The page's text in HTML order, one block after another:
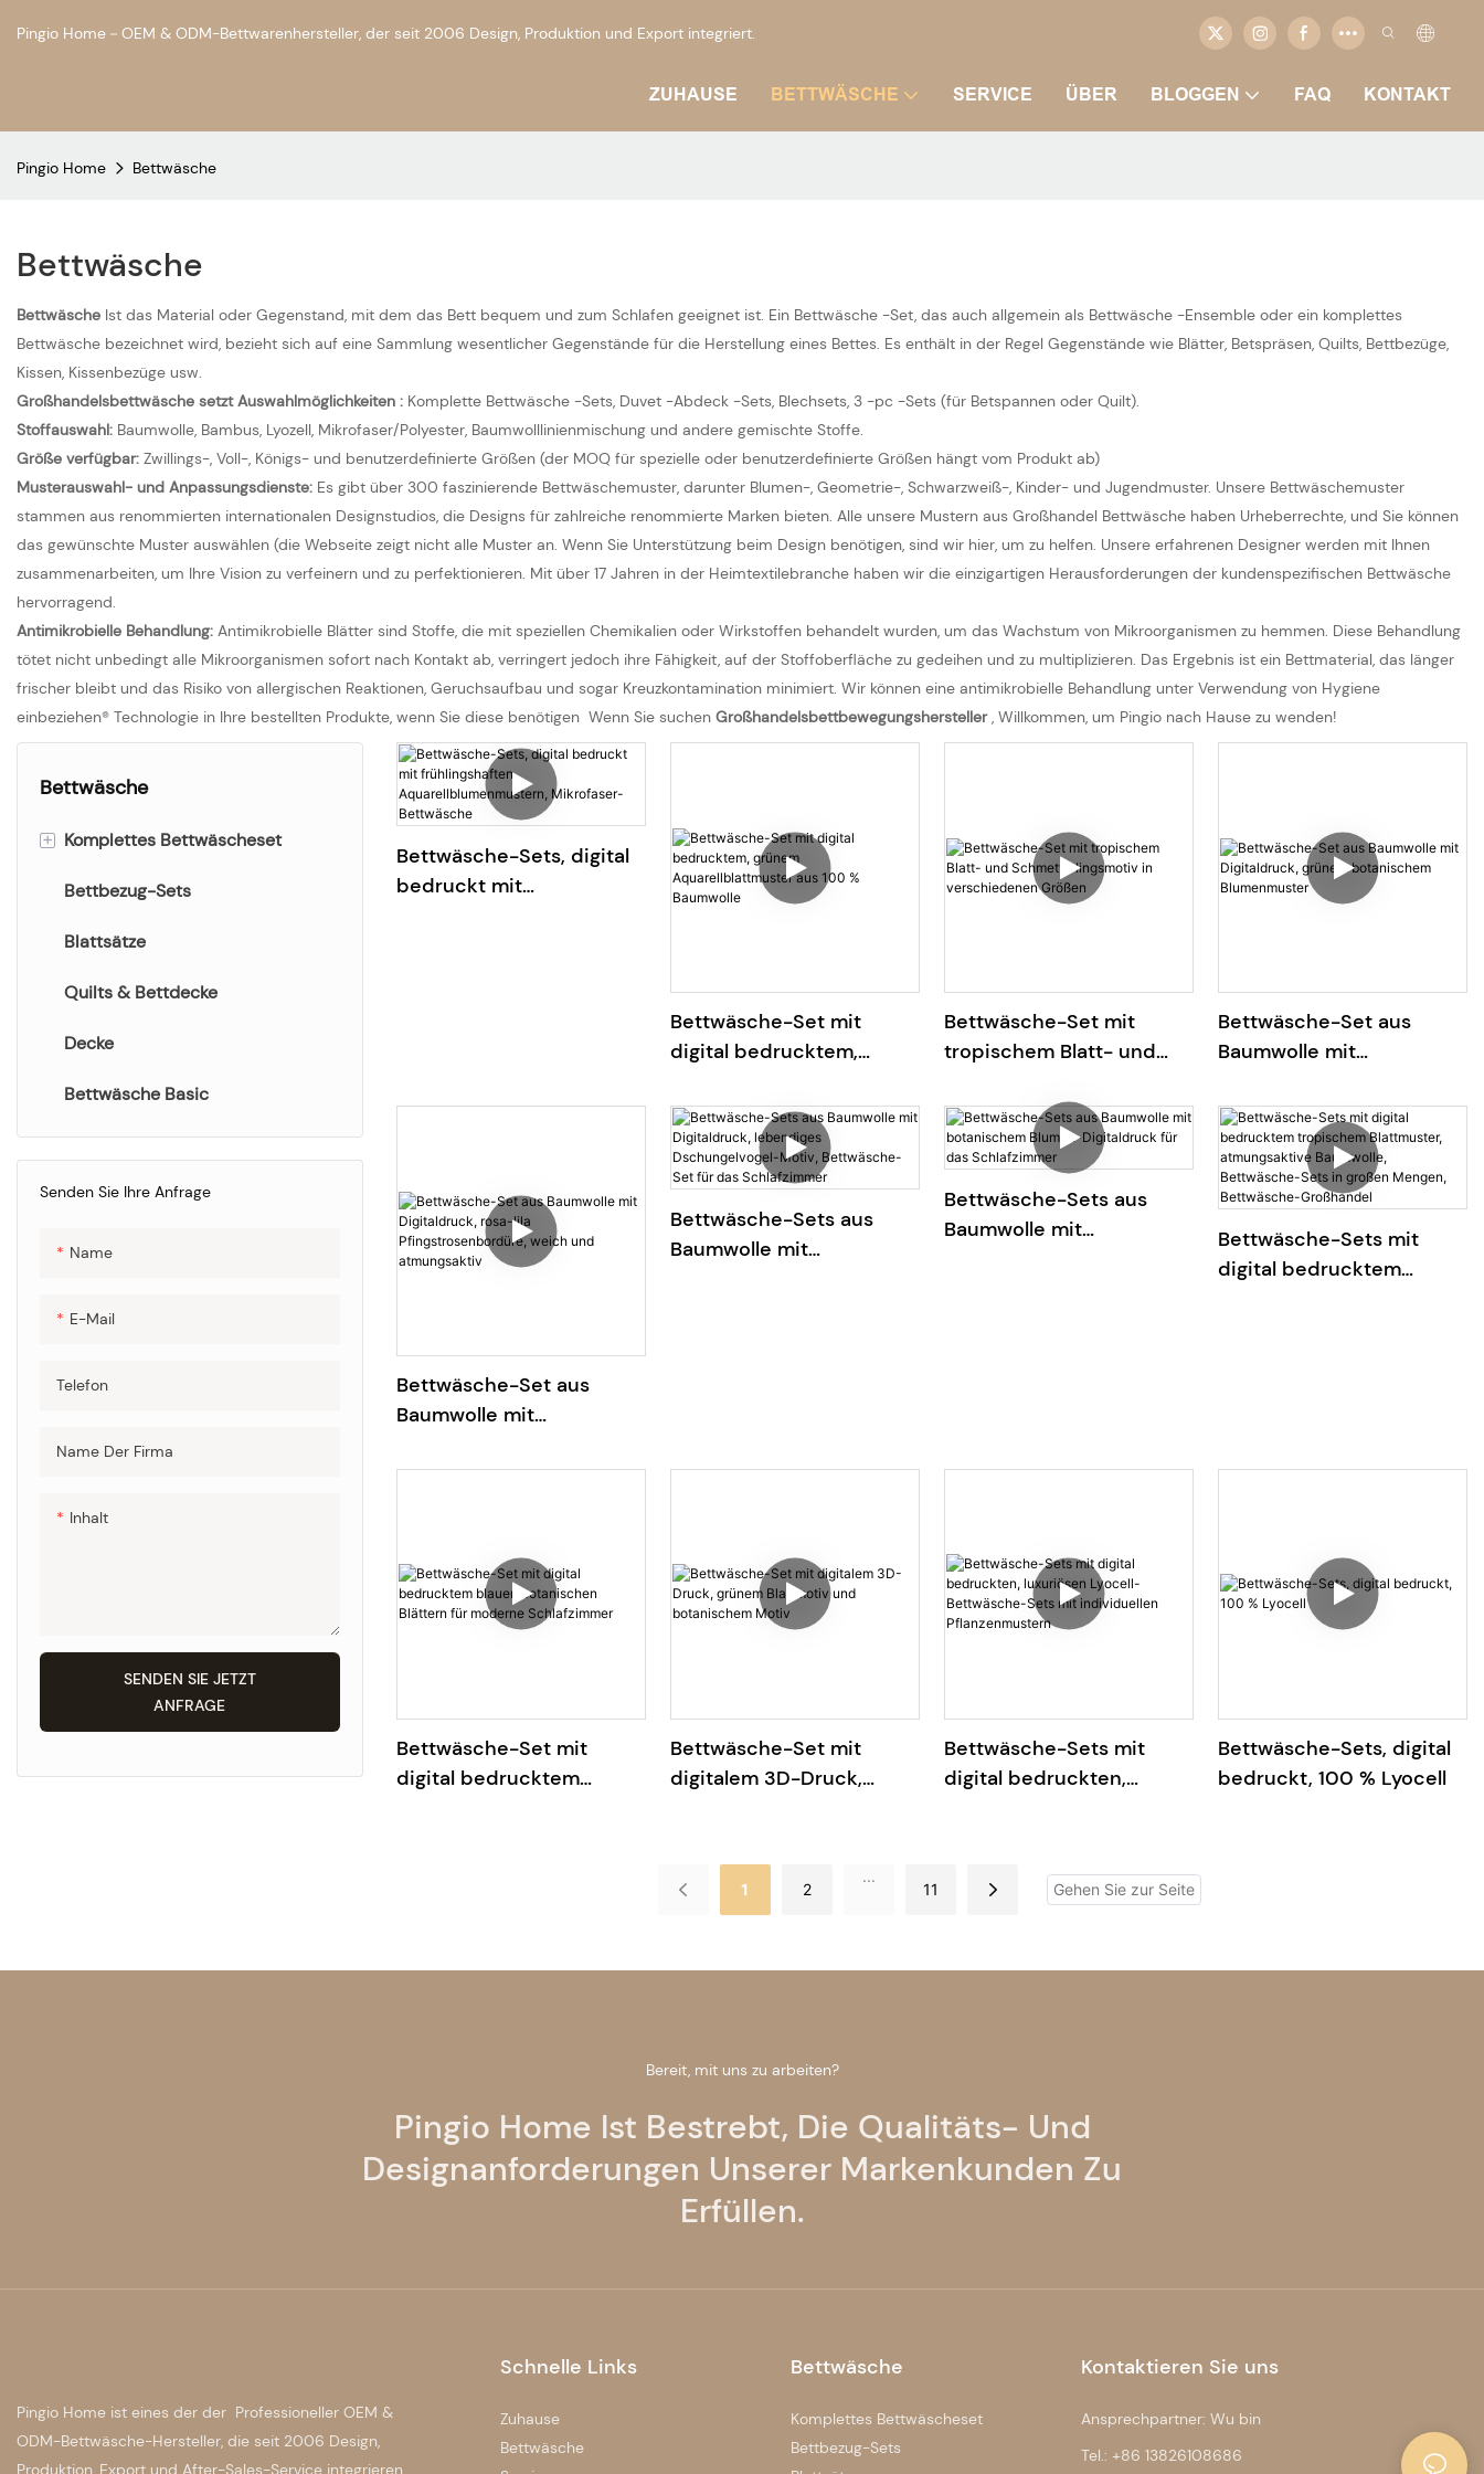
Pingio Home－OEM & ODM-Bettwarenhersteller, der seit 2006 Design, Produktion und Export integriert.
ZUHAUSE BETTWÄSCHE SERVICE ÜBER BLOGGEN FAQ KONTAKT
Pingio Home Bettwäsche
Bettwäsche
Bettwäsche Ist das Material oder Gegenstand, mit dem das Bett bequem und zum Schlafen geeignet ist. Ein Bettwäsche -Set, das auch allgemein als Bettwäsche -Ensemble oder ein komplettes
Bettwäsche bezeichnet wird, bezieht sich auf eine Sammlung wesentlicher Gegenstände für die Herstellung eines Bettes. Es enthält in der Regel Gegenstände wie Blätter, Betspräsen, Quilts, Bettbezüge,
Kissen, Kissenbezüge usw.
Großhandelsbettwäsche setzt Auswahlmöglichkeiten : Komplette Bettwäsche -Sets, Duvet -Abdeck -Sets, Blechsets, 3 -pc -Sets (für Betspannen oder Quilt).
Stoffauswahl: Baumwolle, Bambus, Lyozell, Mikrofaser/Polyester, Baumwolllinienmischung und andere gemischte Stoffe.
Größe verfügbar: Zwillings-, Voll-, Königs- und benutzerdefinierte Größen (der MOQ für spezielle oder benutzerdefinierte Größen hängt vom Produkt ab)
Musterauswahl- und Anpassungsdienste: Es gibt über 300 faszinierende Bettwäschemuster, darunter Blumen-, Geometrie-, Schwarzweiß-, Kinder- und Jugendmuster. Unsere Bettwäschemuster
stammen aus renommierten internationalen Designstudios, die Designs für zahlreiche renommierte Marken bieten. Alle unsere Mustern aus Großhandel Bettwäsche haben Urheberrechte, und Sie können
das gewünschte Muster auswählen (die Webseite zeigt nicht alle Muster an. Wenn Sie Unterstützung beim Design benötigen, sind wir hier, um zu helfen. Unsere erfahrenen Designer werden mit Ihnen
zusammenarbeiten, um Ihre Vision zu verfeinern und zu perfektionieren. Mit über 17 Jahren in der Heimtextilebranche haben wir die einzigartigen Herausforderungen der kundenspezifischen Bettwäsche
hervorragend.
Antimikrobielle Behandlung: Antimikrobielle Blätter sind Stoffe, die mit speziellen Chemikalien oder Wirkstoffen behandelt wurden, um das Wachstum von Mikroorganismen zu hemmen. Diese Behandlung
tötet nicht unbedingt alle Mikroorganismen sofort nach Kontakt ab, verringert jedoch ihre Fähigkeit, auf der Stoffoberfläche zu gedeihen und zu multiplizieren. Das Ergebnis ist ein Bettmaterial, das länger
frischer bleibt und das Risiko von allergischen Reaktionen, Geruchsaufbau und sogar Kreuzkontamination minimiert. Wir können eine antimikrobielle Behandlung unter Verwendung von Hygiene
einbeziehen® Technologie in Ihre bestellten Produkte, wenn Sie diese benötigen Wenn Sie suchen Großhandelsbettbewegungshersteller, Willkommen, um Pingio nach Hause zu wenden!
Bettwäsche
+ Komplettes Bettwäscheset
Bedrucktes Bettwäscheset
Einfarbiges Bettwäscheset
Jacquard & besticktes
Bettbezug-Sets
Blattsätze
Quilts & Bettdecke
Decke
Bettwäsche Basic
Senden Sie Ihre Anfrage
Name
E-Mail
Telefon
Name Der Firma
Inhalt
SENDEN SIE JETZT
ANFRAGE
Bettwäsche-Sets, digital
bedruckt mit
Bettwäsche-Set mit
digital bedrucktem,
Aquarellblattmuster aus
100 % Baumwolle
Bettwäsche-Set mit
tropischem Blatt- und
verschiedenen Größen
Bettwäsche-Set aus
Baumwolle mit
botanischem
Blumenmuster
Bettwäsche-Set aus
Baumwolle mit
Pfingstrosenbordüre,
Bettwäsche-Sets aus
Baumwolle mit
Bettwäsche-Sets aus
Baumwolle mit
Bettwäsche-Sets mit
digital bedrucktem
Bettwäsche-Set mit
digital bedrucktem
Bettwäsche-Set mit
digitalem 3D-Druck,
Bettwäsche-Sets mit
digital bedruckten,
individuellen
Pflanzenmustern
Bettwäsche-Sets, digital
bedruckt, 100 % Lyocell
1 2
...
11
Bereit, mit uns zu arbeiten?
Pingio Home Ist Bestrebt, Die Qualitäts- Und
Designanforderungen Unserer Markenkunden Zu
Erfüllen.
Pingio Home ist eines der der Professioneller OEM &
ODM-Bettwäsche-Hersteller, die seit 2006 Design,
Produktion, Export und After-Sales-Service integrieren.
Schnelle Links
Zuhause
Bettwäsche
Bettwäsche
Komplettes Bettwäscheset
Bettbezug-Sets
Kontaktieren Sie uns
Ansprechpartner: Wu bin
Tel.: +86 13826108686